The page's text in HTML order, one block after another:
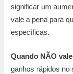
significar um
vale a pena para
específicas.
Quando NÃO
ganhos rápidos no